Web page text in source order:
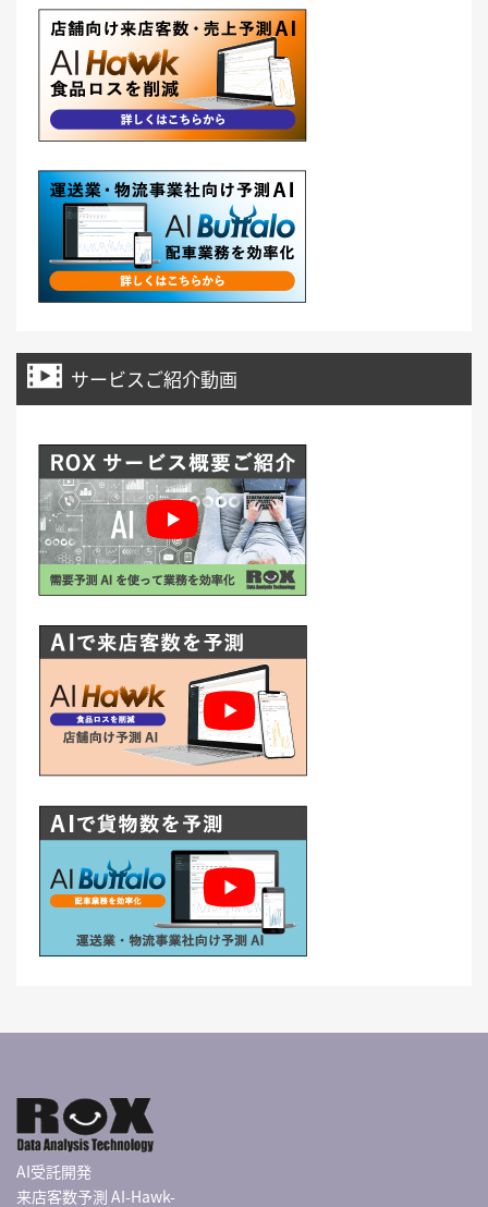
サービスご紹介動画
AI受託開発
来店客数予測 AI-Hawk-